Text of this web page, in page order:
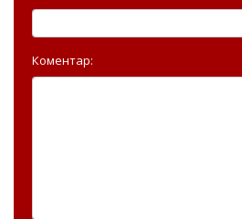
Коментар: